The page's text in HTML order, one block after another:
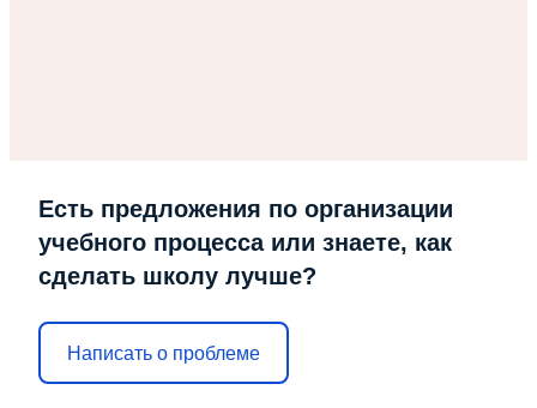
Есть предложения по организации
учебного процесса или знаете, как
сделать школу лучше?
Написать о проблеме